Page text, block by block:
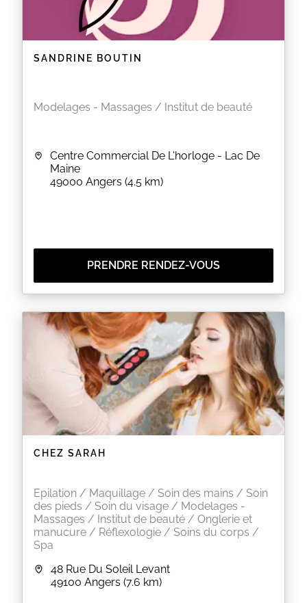
EN SAVOIR PLUS
SANDRINE BOUTIN
Modelages - Massages / Institut de beauté
Centre Commercial De L'horloge - Lac De
Maine
49000 Angers (4.5 km)
PRENDRE RENDEZ-VOUS
CHEZ SARAH
Epilation / Maquillage / Soin des mains / Soin
des pieds / Soin du visage / Modelages -
Massages / Institut de beauté / Onglerie et
manucure / Réflexologie / Soins du corps /
Spa
48 Rue Du Soleil Levant
49100 Angers (7.6 km)